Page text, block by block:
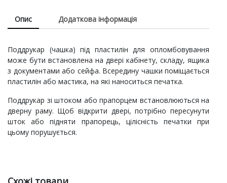
Опис Додаткова інформація
Поддрукар (чашка) під пластилін для опломбовування
може бути встановлена ​​на двері кабінету, складу, ящика
з документами або сейфа. Всередину чашки поміщається
пластилін або мастика, на які наноситься печатка.
Поддрукар зі штоком або прапорцем встановлюються на
дверну раму. Щоб відкрити двері, потрібно пересунути
шток або підняти прапорець, цілісність печатки при
цьому порушується.